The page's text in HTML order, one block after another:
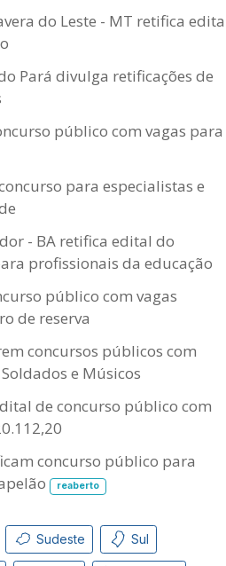
do Leste - MT retifica
Pará divulga retificações de
público com vagas para
para especialistas e
- BA retifica edital do
profissionais da educação
público com vagas
de reserva
concursos públicos com
e Músicos
de concurso público com
concurso público para
reaberto
Sudeste Sul